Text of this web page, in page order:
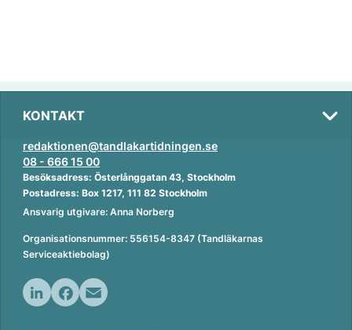
KONTAKT
redaktionen@tandlakartidningen.se
08 - 666 15 00
Besöksadress: Österlånggatan 43, Stockholm
Postadress: Box 1217, 111 82 Stockholm
Ansvarig utgivare: Anna Norberg
Organisationsnummer: 556154-8347 (Tandläkarnas
Serviceaktiebolag)